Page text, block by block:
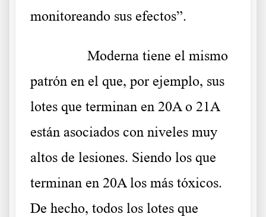
monitoreando sus efectos”.
Moderna tiene el mismo
patrón en el que, por ejemplo, sus
lotes que terminan en 20A o 21A
están asociados con niveles muy
altos de lesiones. Siendo los que
terminan en 20A los más tóxicos.
De hecho, todos los lotes que